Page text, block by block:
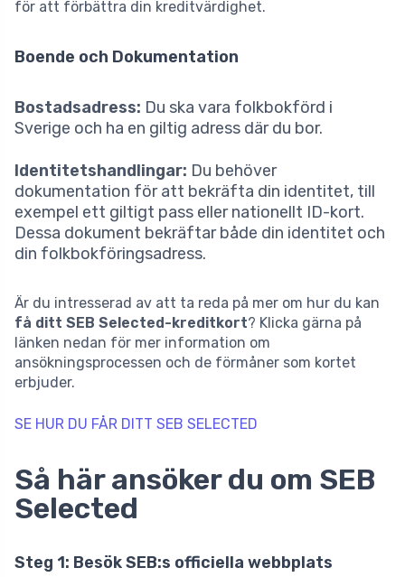
för att förbättra din kreditvärdighet.
Boende och Dokumentation
Bostadsadress: Du ska vara folkbokförd i
Sverige och ha en giltig adress där du bor.
Identitetshandlingar: Du behöver
dokumentation för att bekräfta din identitet, till
exempel ett giltigt pass eller nationellt ID-kort.
Dessa dokument bekräftar både din identitet och
din folkbokföringsadress.
Är du intresserad av att ta reda på mer om hur du kan
få ditt SEB Selected-kreditkort? Klicka gärna på
länken nedan för mer information om
ansökningsprocessen och de förmåner som kortet
erbjuder.
SE HUR DU FÅR DITT SEB SELECTED
Så här ansöker du om SEB
Selected
Steg 1: Besök SEB:s officiella webbplats